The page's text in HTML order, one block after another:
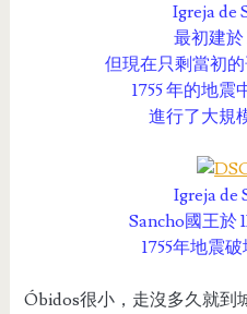
Igreja de
最初建於
但現在只剩當初
1755 年的地震
進行了大規
Igreja de
Sancho國王於
1755年地震
Óbidos很小，走沒多久就到